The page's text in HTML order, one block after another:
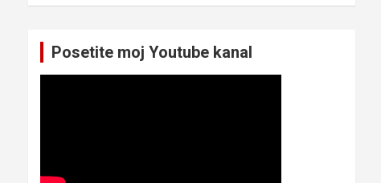
Posetite moj Youtube kanal